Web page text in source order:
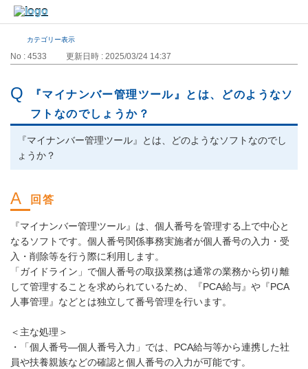
カテゴリー表示
No : 4533 更新日時 : 2025/03/24 14:37
『マイナンバー管理ツール』とは、どのようなソ
フトなのでしょうか？
『マイナンバー管理ツール』とは、どのようなソフトなのでし
ょうか？
『マイナンバー管理ツール』は、個人番号を管理する上で中心と
なるソフトです。個人番号関係事務実施者が個人番号の入力・受
入・削除等を行う際に利用します。
「ガイドライン」で個人番号の取扱業務は通常の業務から切り離
して管理することを求められているため、『PCA給与』や『PCA
人事管理』などとは独立して番号管理を行います。
＜主な処理＞
・「個人番号―個人番号入力」では、PCA給与等から連携した社
員や扶養親族などの確認と個人番号の入力が可能です。